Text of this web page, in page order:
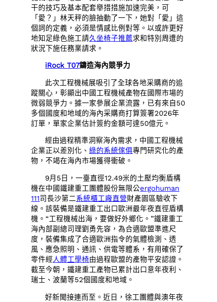
干的技巧及基本配套舉措措施加速完美，可
「愛？」林天秤的臉抽動了一下，她對「愛」這
個詞的定義，必須是情感比例對等。以或許更好
地知足綠色施工請久坐椅子推薦求和特別周遭的
狀況下施任務業請求。
iRock T07鑄造海內競爭力
此次工程機械展吸引了全球各地采購商的追
蹤關心，彰顯出中國工程機械產物在國際市場的
微弱競爭力。據一家參展企業流露，已有來自50
多個國度和地域的海內采購商打算簽署2026年
訂單，單家企業估計簽約金額可達50億元。
經由過程精準洞察海內需求，中國工程機械
企業正以差別化、綠的系統傢俱專門研究化的產
物，不竭在海內市場獲得衝破。
9月5日，一臺直徑12.49米的土壓均衡盾構
機在中國鐵建重工團體股份無限公ergohuman
111司長沙第二系統櫃工廠直營財產園區驗收下
線。該裝備是鐵建重工出口歐洲最年夜直徑盾構
機。“工程機械出海，要做好外鄉化。”鐵建重工
海內部副總司理劉勇先容，為合適歐盟準進尺
度，裝備集成了合適歐洲指令的氣體檢測、透
風、應急照明、通訊、供電等體系，有用確保了
零件經人體工學椅由過程歐盟的產物平安認證。
截至今朝，鐵建重工產物已累計出口意年夜利、
瑞士、波蘭等52個國度和地域。
好新聞接連而至。近日，徐工團體與澳年夜